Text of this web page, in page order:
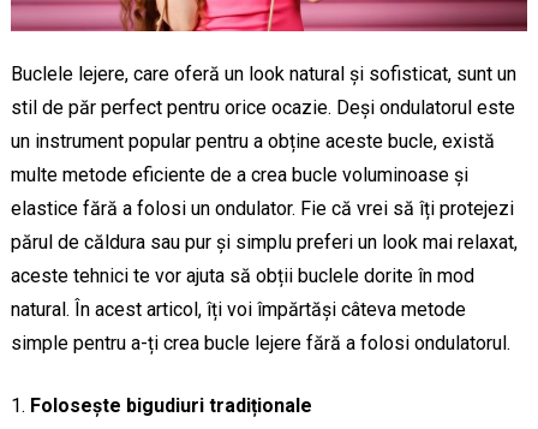
Buclele lejere, care oferă un look natural și sofisticat, sunt un
stil de păr perfect pentru orice ocazie. Deși ondulatorul este
un instrument popular pentru a obține aceste bucle, există
multe metode eficiente de a crea bucle voluminoase și
elastice fără a folosi un ondulator. Fie că vrei să îți protejezi
părul de căldura sau pur și simplu preferi un look mai relaxat,
aceste tehnici te vor ajuta să obții buclele dorite în mod
natural. În acest articol, îți voi împărtăși câteva metode
simple pentru a-ți crea bucle lejere fără a folosi ondulatorul.
Folosește bigudiuri tradiționale